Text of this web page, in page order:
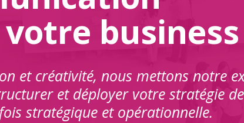
business
et créativité, nous mettons notre
et déployer votre stratégie
stratégique et opérationnelle.